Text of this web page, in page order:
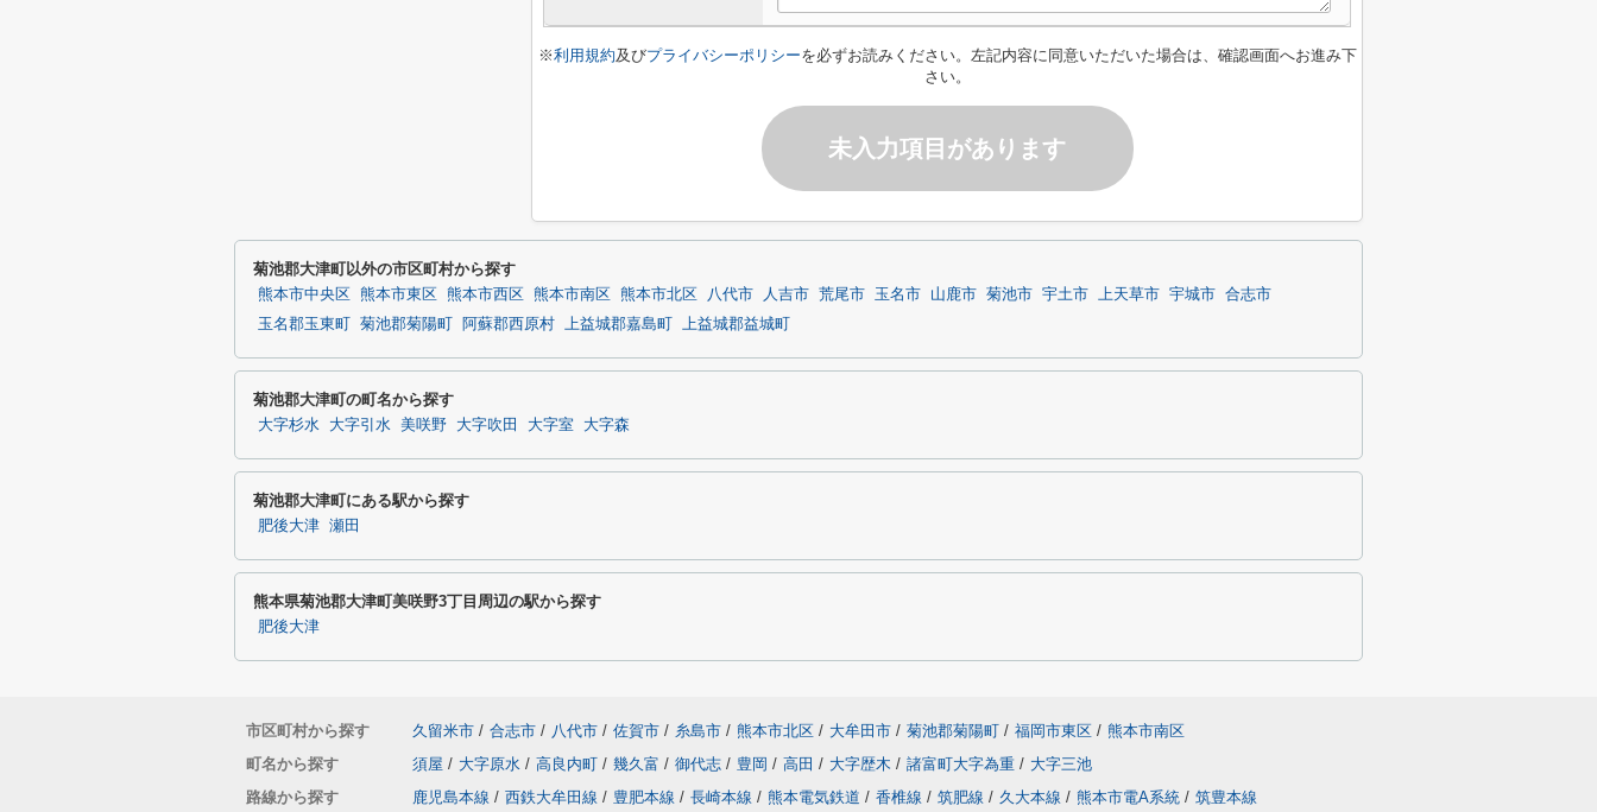
※利用規約及びプライバシーポリシーを必ずお読みください。左記内容に同意いただいた場合は、確認画面へお進み下
さい。
未入力項目があります
菊池郡大津町以外の市区町村から探す
熊本市中央区 熊本市東区 熊本市西区 熊本市南区 熊本市北区 八代市 人吉市 荒尾市 玉名市 山鹿市 菊池市 宇土市 上天草市 宇城市 合志市
玉名郡玉東町
菊池郡菊陽町 阿蘇郡西原村 上益城郡嘉島町 上益城郡益城町
菊池郡大津町の町名から探す
大字杉水 大字引水 美咲野 大字吹田 大字室 大字森
菊池郡大津町にある駅から探す
肥後大津 瀬田
熊本県菊池郡大津町美咲野3丁目周辺の駅から探す
肥後大津
市区町村から探す 久留米市 / 合志市 / 八代市 / 佐賀市 / 糸島市 / 熊本市北区 / 大牟田市 / 菊池郡菊陽町 / 福岡市東区 / 熊本市南区
町名から探す
須屋 / 大字原水 / 高良内町 / 幾久富 / 御代志 / 豊岡 / 高田 / 大字歴木 / 諸富町大字為重 / 大字三池
路線から探す
鹿児島本線 / 西鉄大牟田線 / 豊肥本線 / 長崎本線 / 熊本電気鉄道 / 香椎線 / 筑肥線 / 久大本線 / 熊本市電A系統 / 筑豊本線